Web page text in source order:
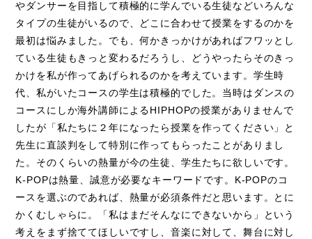
やダンサーを目指して積極的に学んでいる生徒などいろんな
タイプの生徒がいるので、どこに合わせて授業をするのかを
最初は悩みました。でも、何かきっかけがあればフワッとし
ている生徒もきっと変わるだろうし、どうやったらそのきっ
かけを私が作ってあげられるのかを考えています。学生時
代、私がいたコースの学生は積極的でした。当時はダンスの
コースにしか海外講師によるHIPHOPの授業がありませんで
したが「私たちに２年になったら授業を作ってください」と
先生に直談判をして特別に作ってもらったことがありまし
た。そのくらいの熱量が今の生徒、学生たちに欲しいです。
K-POPは熱量、誠意が必要なキーワードです。K-POPのコ
ースを選ぶのであれば、熱量が必須条件だと思います。とに
かくむしゃらに。「私はまだそんなにできないから」という
考えをまず捨ててほしいですし、音楽に対して、舞台に対し